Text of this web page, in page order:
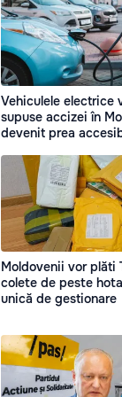
Vehiculele electrice
supuse accizei în
devenit prea
Moldovenii vor plăti
colete de peste
unică de gestionare